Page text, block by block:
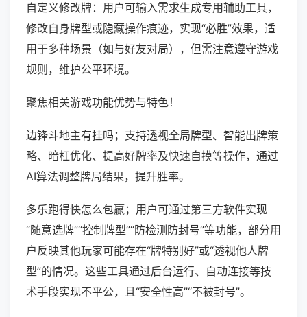
自定义修改牌：用户可输入需求生成专用辅助工具，
修改自身牌型或隐藏操作痕迹，实现“必胜”效果，适
用于多种场景（如与好友对局），但需注意遵守游戏
规则，维护公平环境。
聚焦相关游戏功能优势与特色！
边锋斗地主有挂吗；支持透视全局牌型、智能出牌策
略、暗杠优化、提高好牌率及快速自摸等操作，通过
AI算法调整牌局结果，提升胜率。
多乐跑得快怎么包赢；用户可通过第三方软件实现
“随意选牌”“控制牌型”“防检测防封号”等功能，部分用
户反映其他玩家可能存在“牌特别好”或“透视他人牌
型”的情况。这些工具通过后台运行、自动连接等技
术手段实现不平公，且“安全性高”“不被封号”。